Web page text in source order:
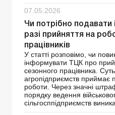
07.05.2026
Чи потрібно
разі прийняття на
працівників
У статті розповімо, чи
інформувати ТЦК про
сезонного працівника.
агропідприємств приймає
роботи. Через значні
порядку ведення
сільгосппідприємств